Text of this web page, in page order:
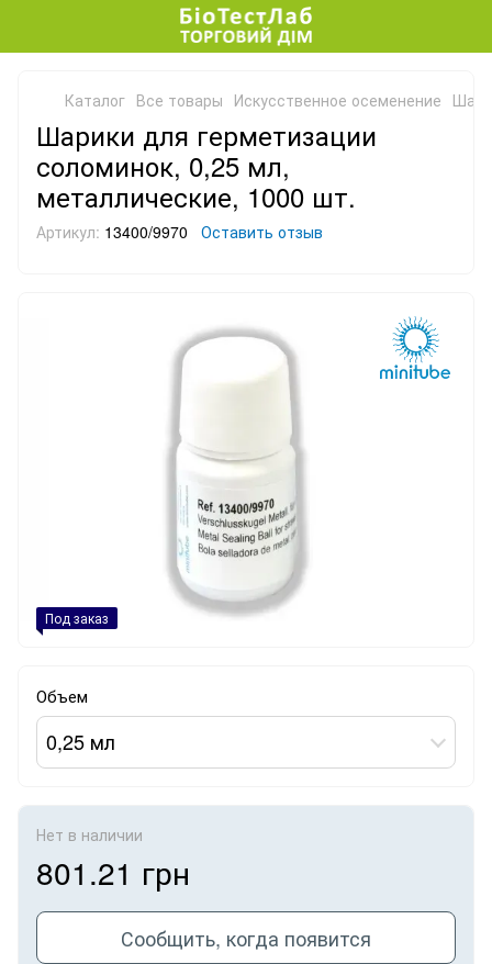
Каталог Все товары Искусственное осеменение
Шарики для герметизации
соломинок, 0,25 мл,
металлические, 1000 шт.
Артикул: 13400/9970 Оставить отзыв
Под заказ
Объем
0,25 мл
Нет в наличии
801.21 грн
Сообщить, когда появится